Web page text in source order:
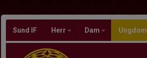
Sund IF Herr Dam Ungdom